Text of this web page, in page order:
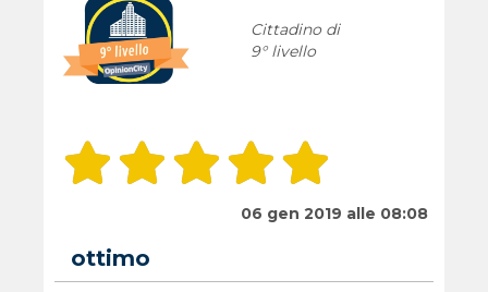
Cittadino di
9° livello
06 gen 2019 alle 08:08
ottimo